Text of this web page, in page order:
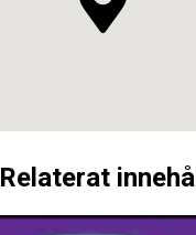
Relaterat innehåll